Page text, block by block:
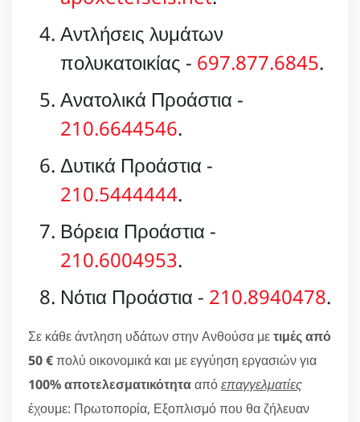
Αντλήσεις λυμάτων
πολυκατοικίας - 697.877.6845.
Ανατολικά Προάστια -
210.6644546.
Δυτικά Προάστια -
210.5444444.
Βόρεια Προάστια -
210.6004953.
Νότια Προάστια - 210.8940478.
Σε κάθε άντληση υδάτων στην Ανθούσα μετιμές από
50 €πολύ οικονομικά και με εγγύηση εργασιών για
100% αποτελεσματικότητααπόεπαγγελματίες
έχουμε: Πρωτοπορία, Εξοπλισμό που θα ζήλευαν